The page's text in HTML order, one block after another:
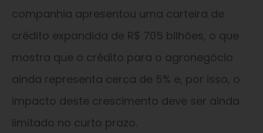
companhia apresentou uma carteira de
crédito expandida de R$ 705 bilhões, o que
mostra que o crédito para o agronegócio
ainda representa cerca de 5% e, por isso, o
impacto deste crescimento deve ser ainda
limitado no curto prazo.